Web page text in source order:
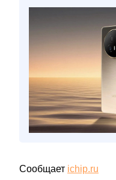
Сообщает ichip.ru